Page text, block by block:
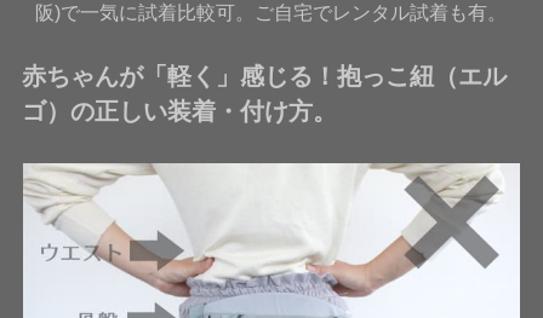
阪)で一気に試着比較可。ご自宅でレンタル試着も有。
赤ちゃんが「軽く」感じる！抱っこ紐（エル
ゴ）の正しい装着・付け方。